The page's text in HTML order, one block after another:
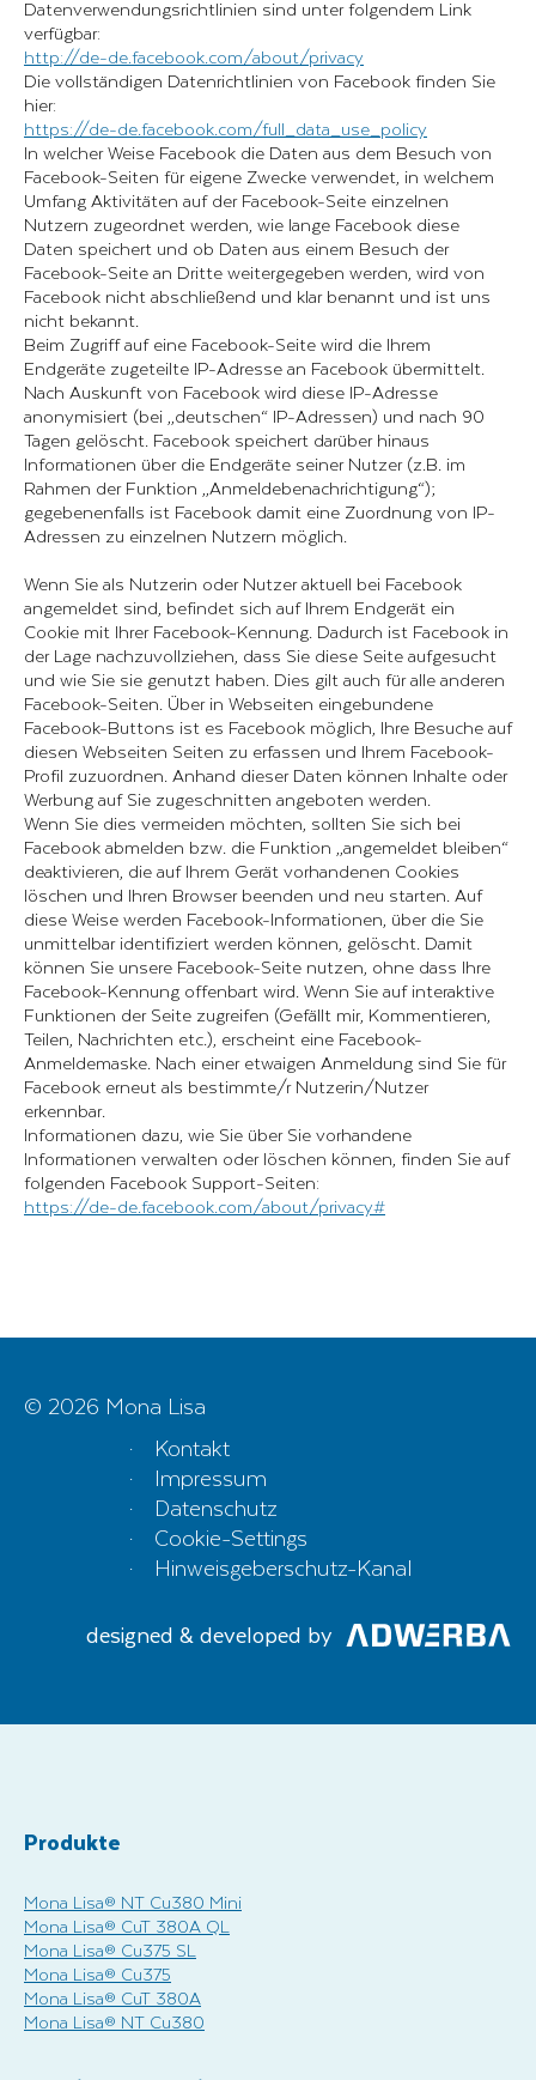
Datenverwendungsrichtlinien sind unter folgendem Link
verfügbar:
http://de-de.facebook.com/about/privacy
Die vollständigen Datenrichtlinien von Facebook finden Sie
hier:
https://de-de.facebook.com/full_data_use_policy
In welcher Weise Facebook die Daten aus dem Besuch von
Facebook-Seiten für eigene Zwecke verwendet, in welchem
Umfang Aktivitäten auf der Facebook-Seite einzelnen
Nutzern zugeordnet werden, wie lange Facebook diese
Daten speichert und ob Daten aus einem Besuch der
Facebook-Seite an Dritte weitergegeben werden, wird von
Facebook nicht abschließend und klar benannt und ist uns
nicht bekannt.
Beim Zugriff auf eine Facebook-Seite wird die Ihrem
Endgeräte zugeteilte IP-Adresse an Facebook übermittelt.
Nach Auskunft von Facebook wird diese IP-Adresse
anonymisiert (bei „deutschen“ IP-Adressen) und nach 90
Tagen gelöscht. Facebook speichert darüber hinaus
Informationen über die Endgeräte seiner Nutzer (z.B. im
Rahmen der Funktion „Anmeldebenachrichtigung“);
gegebenenfalls ist Facebook damit eine Zuordnung von IP-
Adressen zu einzelnen Nutzern möglich.
Wenn Sie als Nutzerin oder Nutzer aktuell bei Facebook
angemeldet sind, befindet sich auf Ihrem Endgerät ein
Cookie mit Ihrer Facebook-Kennung. Dadurch ist Facebook in
der Lage nachzuvollziehen, dass Sie diese Seite aufgesucht
und wie Sie sie genutzt haben. Dies gilt auch für alle anderen
Facebook-Seiten. Über in Webseiten eingebundene
Facebook-Buttons ist es Facebook möglich, Ihre Besuche auf
diesen Webseiten Seiten zu erfassen und Ihrem Facebook-
Profil zuzuordnen. Anhand dieser Daten können Inhalte oder
Werbung auf Sie zugeschnitten angeboten werden.
Wenn Sie dies vermeiden möchten, sollten Sie sich bei
Facebook abmelden bzw. die Funktion „angemeldet bleiben“
deaktivieren, die auf Ihrem Gerät vorhandenen Cookies
löschen und Ihren Browser beenden und neu starten. Auf
diese Weise werden Facebook-Informationen, über die Sie
unmittelbar identifiziert werden können, gelöscht. Damit
können Sie unsere Facebook-Seite nutzen, ohne dass Ihre
Facebook-Kennung offenbart wird. Wenn Sie auf interaktive
Funktionen der Seite zugreifen (Gefällt mir, Kommentieren,
Teilen, Nachrichten etc.), erscheint eine Facebook-
Anmeldemaske. Nach einer etwaigen Anmeldung sind Sie für
Facebook erneut als bestimmte/r Nutzerin/Nutzer
erkennbar.
Informationen dazu, wie Sie über Sie vorhandene
Informationen verwalten oder löschen können, finden Sie auf
folgenden Facebook Support-Seiten:
https://de-de.facebook.com/about/privacy#
© 2026 Mona Lisa
Kontakt
Impressum
Datenschutz
Cookie-Settings
Hinweisgeberschutz-Kanal
designed & developed by
Produkte
Mona Lisa® NT Cu380 Mini
Mona Lisa® CuT 380A QL
Mona Lisa® Cu375 SL
Mona Lisa® Cu375
Mona Lisa® CuT 380A
Mona Lisa® NT Cu380